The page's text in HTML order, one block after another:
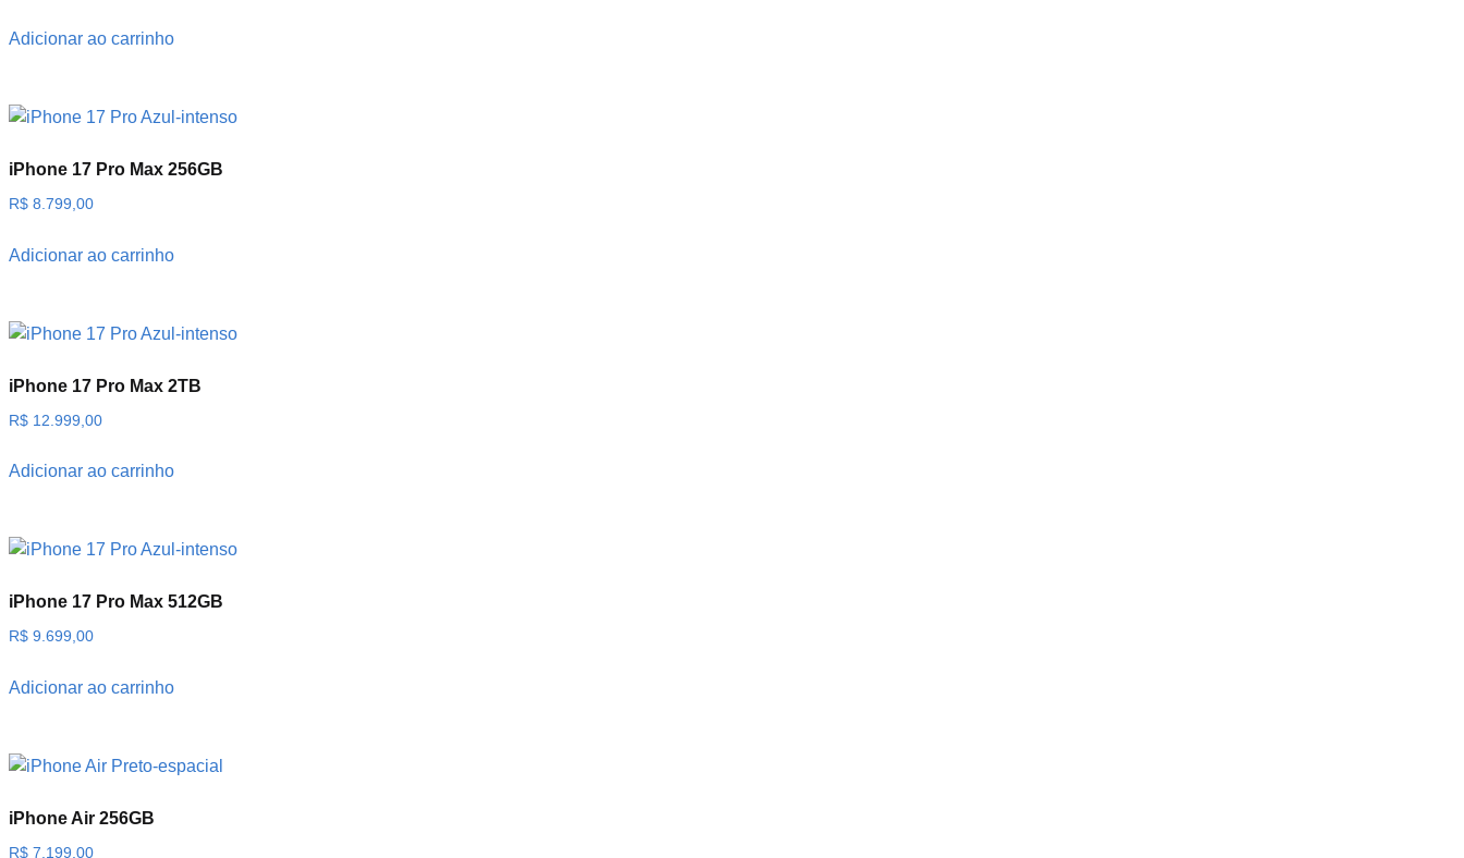
Adicionar ao carrinho
iPhone 17 Pro Max 256GB
R$ 8.799,00
Adicionar ao carrinho
iPhone 17 Pro Max 2TB
R$ 12.999,00
Adicionar ao carrinho
iPhone 17 Pro Max 512GB
R$ 9.699,00
Adicionar ao carrinho
iPhone Air 256GB
R$ 7.199,00